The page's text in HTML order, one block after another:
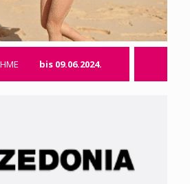
bis 09.06.2024.